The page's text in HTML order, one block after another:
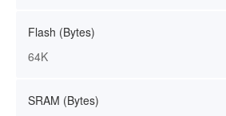
Flash (Bytes)
64K
SRAM (Bytes)